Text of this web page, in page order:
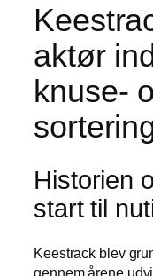
aktør
knuse-
Historien
start til
Keestrack blev
gennem årene